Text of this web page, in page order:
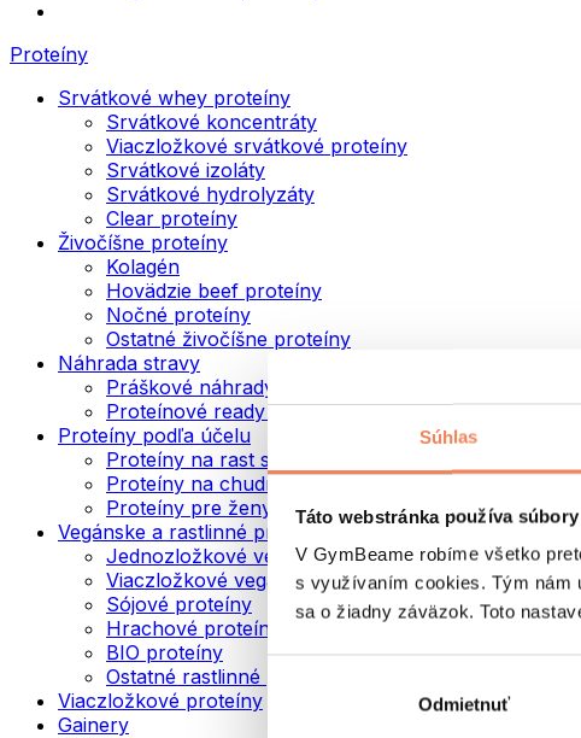
Súhlas
Táto webstránka používa
V GymBeame robíme všetko
s využívaním cookies. Tým nám
sa o žiadny záväzok. Toto
Odmietnuť
Proteíny
Srvátkové whey proteíny
Srvátkové koncentráty
Viaczložkové srvátkové proteíny
Srvátkové izoláty
Srvátkové hydrolyzáty
Clear proteíny
Živočíšne proteíny
Kolagén
Hovädzie beef proteíny
Nočné proteíny
Ostatné živočíšne proteíny
Náhrada stravy
Práškové náhrady stravy
Proteínové ready to drink nápoje
Proteíny podľa účelu
Proteíny na rast svalov
Proteíny na chudnutie
Proteíny pre ženy
Vegánske a rastlinné proteíny
Jednozložkové vegánske proteíny
Viaczložkové vegánske proteíny
Sójové proteíny
Hrachové proteíny
BIO proteíny
Ostatné rastlinné proteíny
Viaczložkové proteíny
Gainery